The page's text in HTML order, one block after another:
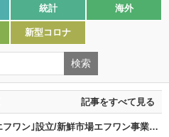
統計 海外
新型コロナ
記事をすべて見る
Olympic news｜子会社｢OSC エフワン｣設立/新鮮市場エフワン事業を譲受